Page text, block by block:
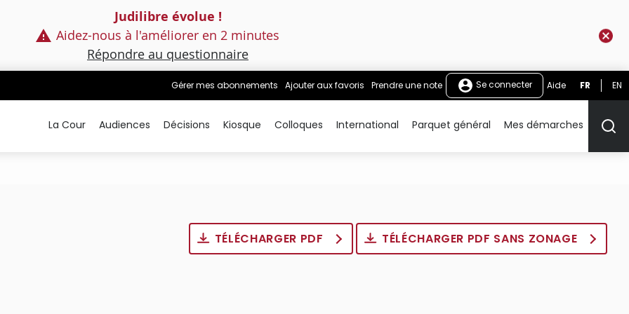
Judilibre évolue !
Aidez-nous à l'améliorer en 2 minutes
Répondre au questionnaire
Gérer mes abonnements Ajouter aux favoris Prendre une note Se connecter Aide FR EN
La Cour Audiences Décisions Kiosque Colloques International Parquet général Mes démarches
TÉLÉCHARGER PDF TÉLÉCHARGER PDF SANS ZONAGE